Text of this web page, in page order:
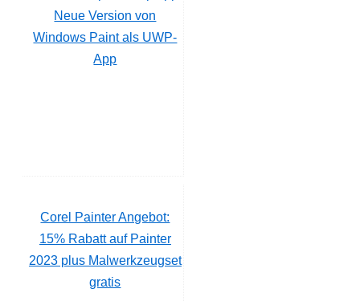
Neue Version von
Windows Paint als UWP-
App
Corel Painter Angebot:
15% Rabatt auf Painter
2023 plus Malwerkzeugset
gratis